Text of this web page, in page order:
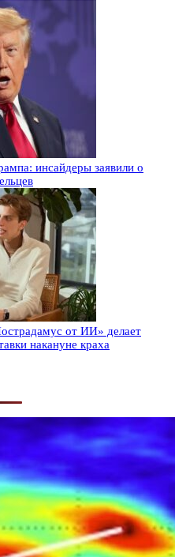
инсайдеры заявили о
от ИИ» делает
накануне краха